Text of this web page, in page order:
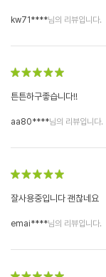
kw71****님의 리뷰입니다.
튼튼하구좋습니다!!
aa80****님의 리뷰입니다.
잘사용중입니다 괜찮네요
emai****님의 리뷰입니다.